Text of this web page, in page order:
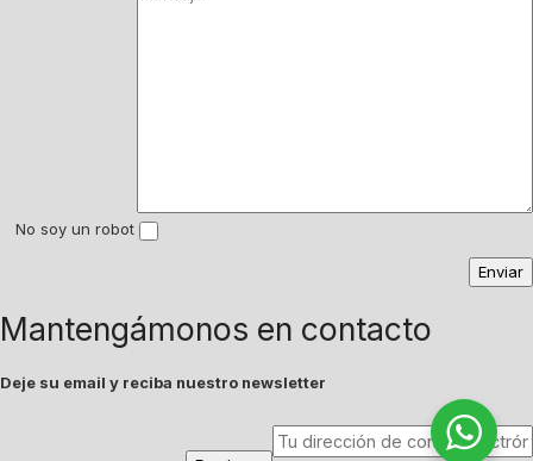
No soy un robot
Mantengámonos en contacto
Deje su email y reciba nuestro newsletter